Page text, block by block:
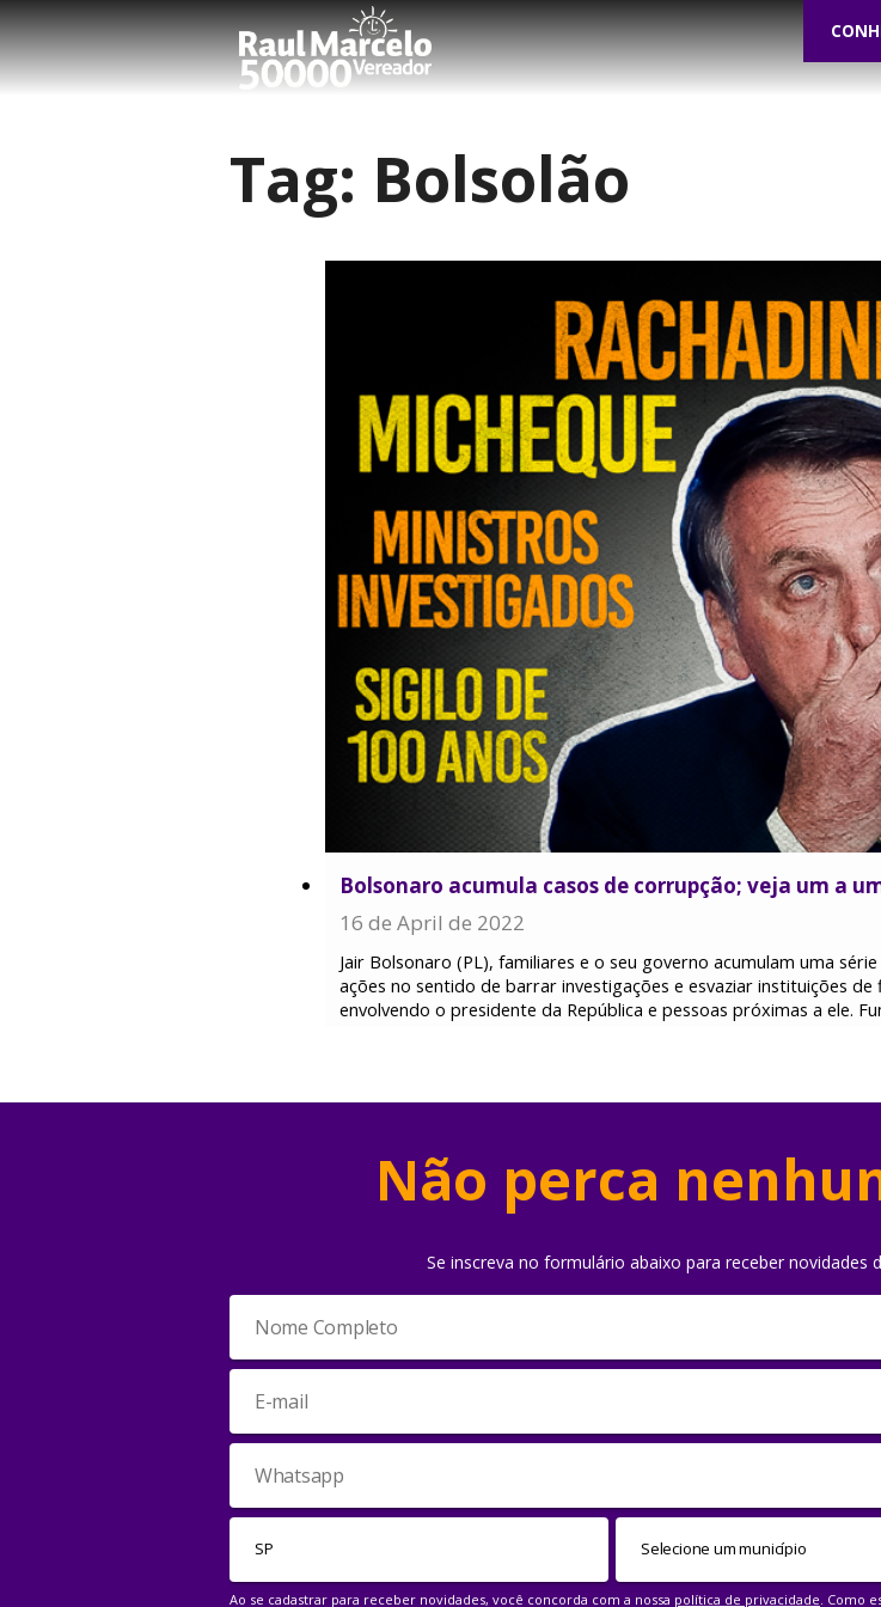
Tag: Bolsolão
Bolsonaro acumula casos de corrupção; veja um a
16 de April de 2022
Jair Bolsonaro (PL), familiares e o seu governo acumulam uma
ações no sentido de barrar investigações e esvaziar instituições
envolvendo o presidente da República e pessoas próximas a ele.
Não perca
Se inscreva no formulário abaixo para receber novidades
Ao se cadastrar para receber novidades, você concorda com a nossa política de privacidade. Como